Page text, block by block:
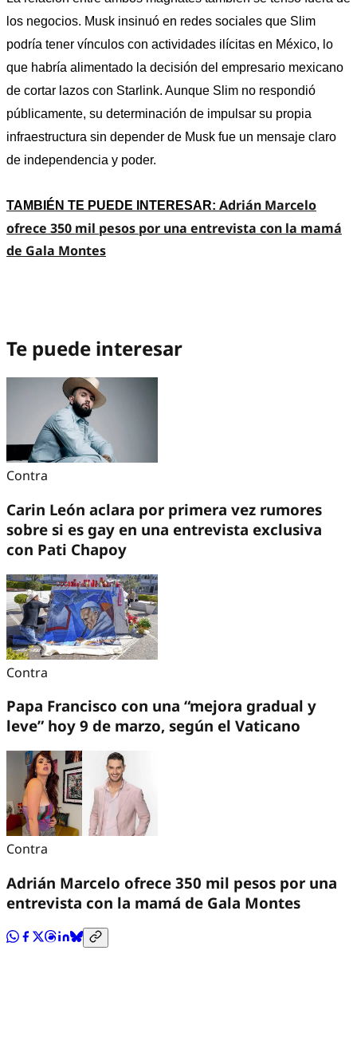
los negocios. Musk insinuó en redes sociales que Slim
podría tener vínculos con actividades ilícitas en México, lo
que habría alimentado la decisión del empresario mexicano
de cortar lazos con Starlink. Aunque Slim no respondió
públicamente, su determinación de impulsar su propia
infraestructura sin depender de Musk fue un mensaje claro
de independencia y poder.
TAMBIÉN TE PUEDE INTERESAR: Adrián Marcelo
ofrece 350 mil pesos por una entrevista con la mamá
de Gala Montes
Te puede interesar
Contra
Carin León aclara por primera vez rumores
sobre si es gay en una entrevista exclusiva
con Pati Chapoy
Contra
Papa Francisco con una “mejora gradual y
leve” hoy 9 de marzo, según el Vaticano
Contra
Adrián Marcelo ofrece 350 mil pesos por una
entrevista con la mamá de Gala Montes